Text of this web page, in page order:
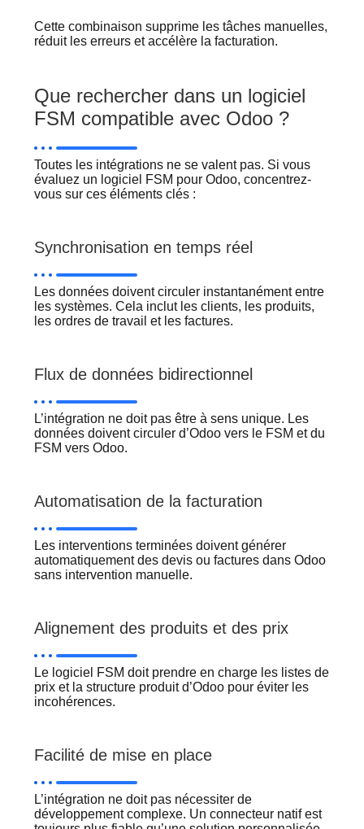
Cette combinaison supprime les tâches manuelles,
réduit les erreurs et accélère la facturation.
Que rechercher dans un logiciel
FSM compatible avec Odoo ?
Toutes les intégrations ne se valent pas. Si vous
évaluez un logiciel FSM pour Odoo, concentrez-
vous sur ces éléments clés :
Synchronisation en temps réel
Les données doivent circuler instantanément entre
les systèmes. Cela inclut les clients, les produits,
les ordres de travail et les factures.
Flux de données bidirectionnel
L’intégration ne doit pas être à sens unique. Les
données doivent circuler d’Odoo vers le FSM et du
FSM vers Odoo.
Automatisation de la facturation
Les interventions terminées doivent générer
automatiquement des devis ou factures dans Odoo
sans intervention manuelle.
Alignement des produits et des prix
Le logiciel FSM doit prendre en charge les listes de
prix et la structure produit d’Odoo pour éviter les
incohérences.
Facilité de mise en place
L’intégration ne doit pas nécessiter de
développement complexe. Un connecteur natif est